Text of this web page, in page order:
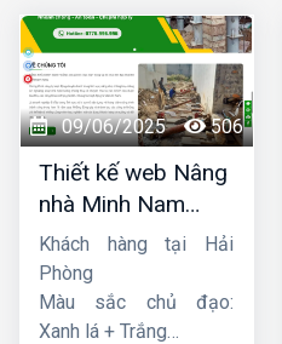
09/06/2025 506
Thiết kế web Nâng
nhà Minh Nam
Hoàng
Khách hàng tại Hải
Phòng
Màu sắc chủ đạo:
Xanh lá + Trắng